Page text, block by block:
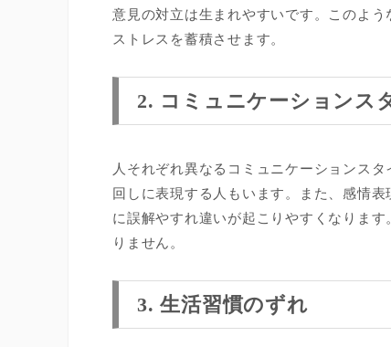
意見の対立は生まれやすいです。このよ
ストレスを蓄積させます。
2. コミュニケーションス
人それぞれ異なるコミュニケーションス
回しに表現する人もいます。また、感情
に誤解やすれ違いが起こりやすくなりま
りません。
3. 生活習慣のずれ